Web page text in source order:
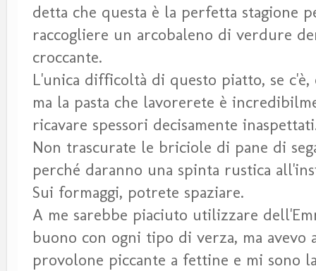
detta che questa è la perfetta stagione
raccogliere un arcobaleno di verdure
croccante.
L'unica difficoltà di questo piatto, se
ma la pasta che lavorerete è
ricavare spessori decisamente
Non trascurate le briciole di pane di
perché daranno una spinta rustica
Sui formaggi, potrete spaziare.
A me sarebbe piaciuto utilizzare
buono con ogni tipo di verza, ma avevo
provolone piccante a fettine e mi sono